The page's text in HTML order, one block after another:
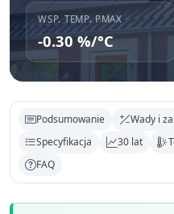
WSP. TEMP. PMAX
-0.30 %/°C
Podsumowanie Wady i
Specyfikacja
30 lat
FAQ